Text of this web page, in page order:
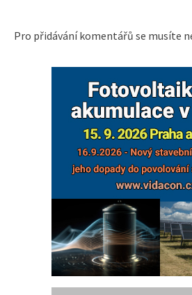
Pro přidávání komentářů se musíte